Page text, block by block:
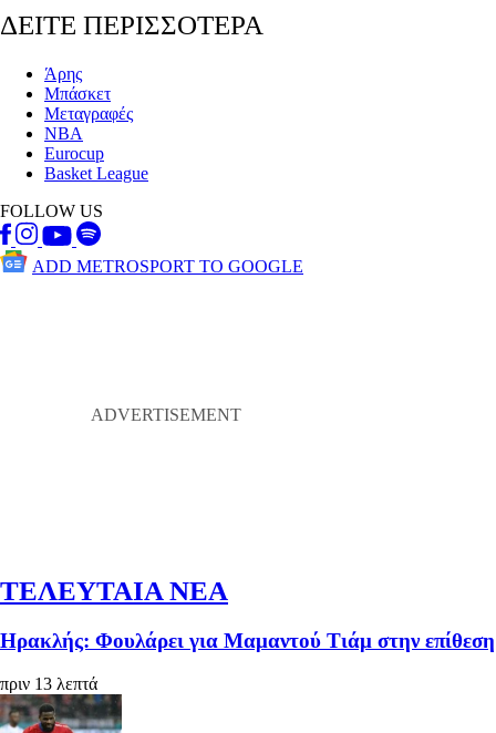
ΔΕΙΤΕ ΠΕΡΙΣΣΟΤΕΡΑ
Άρης
Μπάσκετ
Μεταγραφές
NBA
Eurocup
Basket League
FOLLOW US
ADD METROSPORT TO GOOGLE
ΤΕΛΕΥΤΑΙΑ ΝΕΑ
Ηρακλής: Φουλάρει για Μαμαντού Τιάμ στην επίθεση
πριν 13 λεπτά